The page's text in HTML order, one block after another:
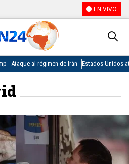
EN VIVO
Ataque al régimen de Irán Estados Unidos